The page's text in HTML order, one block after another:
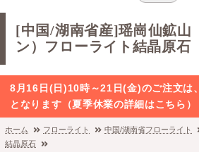
[中国/湖南省産]瑶崗仙鉱山
ン）フローライト結晶原石
8月16日(日)10時～21日(金)のご注文は
となります（夏季休業の詳細はこちら）
ホーム フローライト 中国/湖南省フローライト
結晶原石